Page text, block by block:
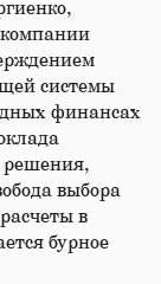
системы
финансах
решения,
выбора
в
бурное